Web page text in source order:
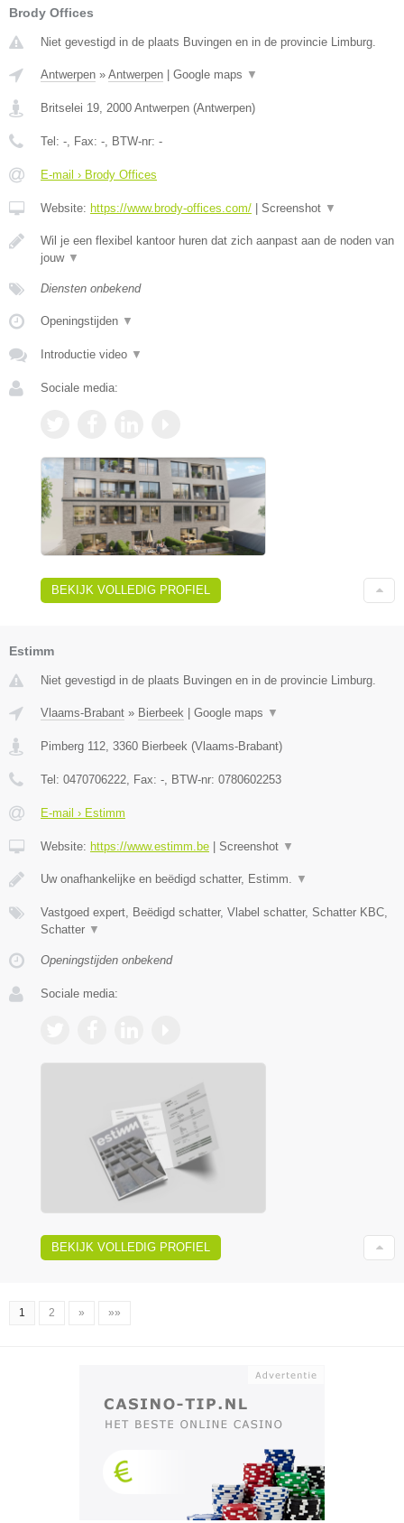
Brody Offices
Niet gevestigd in de plaats Buvingen en in de provincie Limburg.
Antwerpen » Antwerpen | Google maps ▼
Britselei 19 2000 Antwerpen (Antwerpen)
Tel: - , Fax: - , BTW-nr: -
E-mail › Brody Offices
Website: https://www.brody-offices.com/ | Screenshot ▼
Wil je een flexibel kantoor huren dat zich aanpast aan de noden van
jouw ▼
Diensten onbekend
Openingstijden ▼
Introductie video ▼
Sociale media:
BEKIJK VOLLEDIG PROFIEL
Estimm
Niet gevestigd in de plaats Buvingen en in de provincie Limburg.
Vlaams-Brabant » Bierbeek Google maps ▼
Pimberg 112 3360 Bierbeek (Vlaams-Brabant)
Tel: 0470706222 , Fax: - , BTW-nr: 0780602253
E-mail › Estimm
Website: https://www.estimm.be Screenshot ▼
Uw onafhankelijke en beëdigd schatter, Estimm. ▼
Vastgoed expert, Beëdigd schatter, Vlabel schatter, Schatter KBC,
Schatter ▼
Openingstijden onbekend
Sociale media:
BEKIJK VOLLEDIG PROFIEL
1 2 » »»